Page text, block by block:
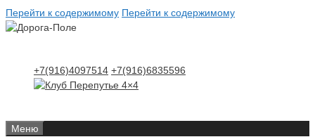
Перейти к содержимому Перейти к содержимому
+7(916)4097514 +7(916)6835596
Меню